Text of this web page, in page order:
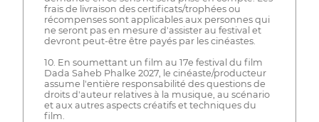
frais de livraison des certificats/trophées ou
récompenses sont applicables aux personnes qui
ne seront pas en mesure d'assister au festival et
devront peut-être être payés par les cinéastes.
10. En soumettant un film au 17e festival du film
Dada Saheb Phalke 2027, le cinéaste/producteur
assume l'entière responsabilité des questions de
droits d'auteur relatives à la musique, au scénario
et aux autres aspects créatifs et techniques du
film.